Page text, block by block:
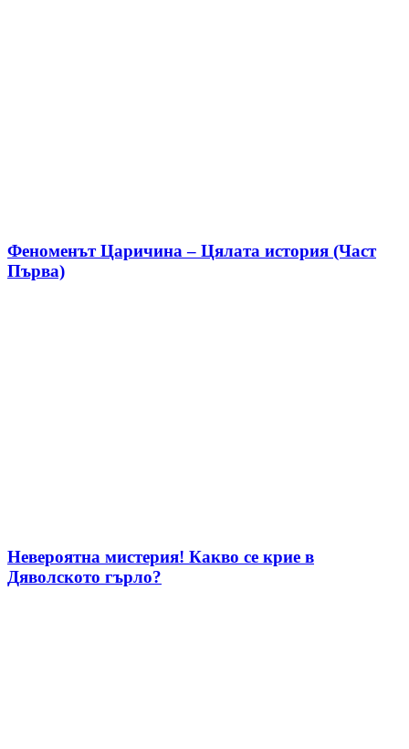
Феноменът Царичина – Цялата история (Част
Първа)
Невероятна мистерия! Какво се крие в
Дяволското гърло?